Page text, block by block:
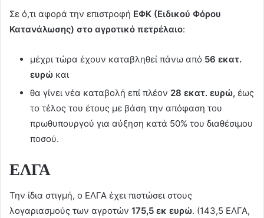
Σε ό,τι αφορά την επιστροφή ΕΦΚ (Ειδικού Φόρου
Κατανάλωσης) στο αγροτικό πετρέλαιο:
μέχρι τώρα έχουν καταβληθεί πάνω από 56 εκατ.
ευρώ και
θα γίνει νέα καταβολή επί πλέον 28 εκατ. ευρώ, έως
το τέλος του έτους με βάση την απόφαση του
πρωθυπουργού για αύξηση κατά 50% του διαθέσιμου
ποσού.
ΕΛΓΑ
Την ίδια στιγμή, ο ΕΛΓΑ έχει πιστώσει στους
λογαριασμούς των αγροτών 175,5 εκ ευρώ. (143,5 ΕΛΓΑ,